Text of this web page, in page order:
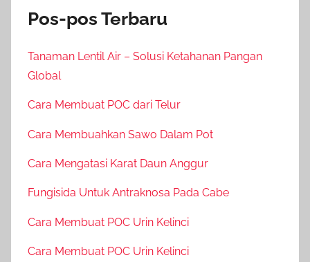
Pos-pos Terbaru
Tanaman Lentil Air – Solusi Ketahanan Pangan
Global
Cara Membuat POC dari Telur
Cara Membuahkan Sawo Dalam Pot
Cara Mengatasi Karat Daun Anggur
Fungisida Untuk Antraknosa Pada Cabe
Cara Membuat POC Urin Kelinci
Cara Membuat POC Urin Kelinci